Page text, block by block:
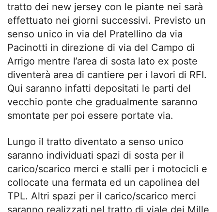
tratto dei new jersey con le piante nei sarà
effettuato nei giorni successivi. Previsto un
senso unico in via del Pratellino da via
Pacinotti in direzione di via del Campo di
Arrigo mentre l’area di sosta lato ex poste
diventerà area di cantiere per i lavori di RFI.
Qui saranno infatti depositati le parti del
vecchio ponte che gradualmente saranno
smontate per poi essere portate via.
Lungo il tratto diventato a senso unico
saranno individuati spazi di sosta per il
carico/scarico merci e stalli per i motocicli e
collocate una fermata ed un capolinea del
TPL. Altri spazi per il carico/scarico merci
saranno realizzati nel tratto di viale dei Mille